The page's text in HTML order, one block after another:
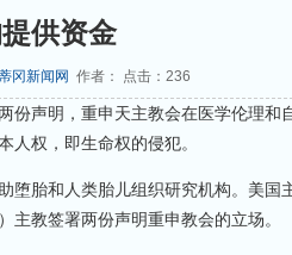
供资金
冈新闻网 作者： 点击： 236
份声明，重申天主教会在医学伦理和
人权，即生命权的侵犯。
堕胎和人类胎儿组织研究机构。美国
教签署两份声明重申教会的立场。